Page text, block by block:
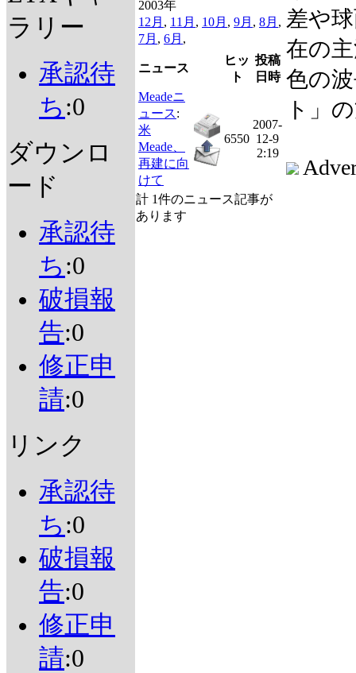
ラリー
承認待
ち :0
ダウンロ
ード
承認待
ち :0
破損報
告:0
修正申
請:0
リンク
承認待
ち :0
破損報
告:0
修正申
請:0
2003年
12月 , 11月 , 10月 , 9月 , 8月 ,
7月 , 6月 ,
ニュース
ヒッ
ト
投稿
日時
Meadeニ
ュース:
米
Meade、
再建に向
けて
6550
2007-
12-9
2:19
計 1件のニュース記事が
あります
差や
在の
色の
ト」